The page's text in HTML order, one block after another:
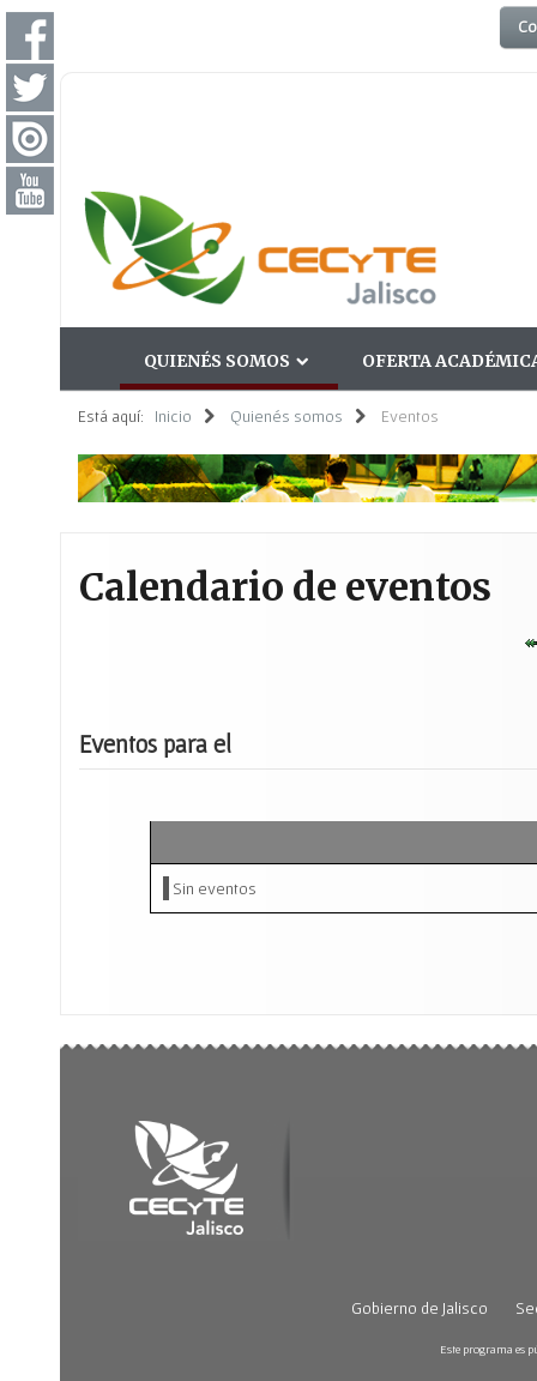
QUIENÉS SOMOS OFERTA
Está aquí: Inicio Quienés somos Eventos
Calendario de eventos
Eventos para el
Sin eventos
Gobierno de Jalisco
Este programa es